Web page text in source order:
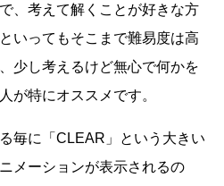
、考えて解くことが好きな方
いってもそこまで難易度は高
少し考えるけど無心で何かを
が特にオススメです。
毎に「CLEAR」という大きい
メーションが表示されるの